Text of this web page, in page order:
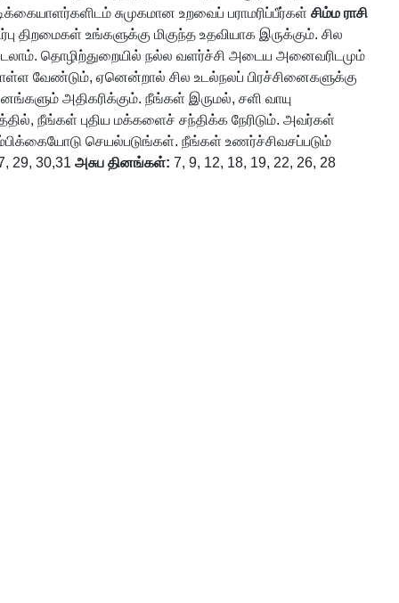
சுமுகமான உறவைப் பராமரிப்பீர்கள் சிம்ம ராசி
உங்களுக்கு மிகுந்த உதவியாக இருக்கும். சில
தொழிற்துறையில் நல்ல வளர்ச்சி அடைய அனைவரிடமும்
வேண்டும், ஏனென்றால் சில உடல்நலப் பிரச்சினைகளுக்கு
அதிகரிக்கும். நீங்கள் இருமல், சளி வாயு
நீங்கள் புதிய மக்களைச் சந்திக்க நேரிடும். அவர்கள்
செயல்படுங்கள். நீங்கள் உணர்ச்சிவசப்படும்
29, 30,31 அசுப தினங்கள்: 7, 9, 12, 18, 19, 22, 26, 28